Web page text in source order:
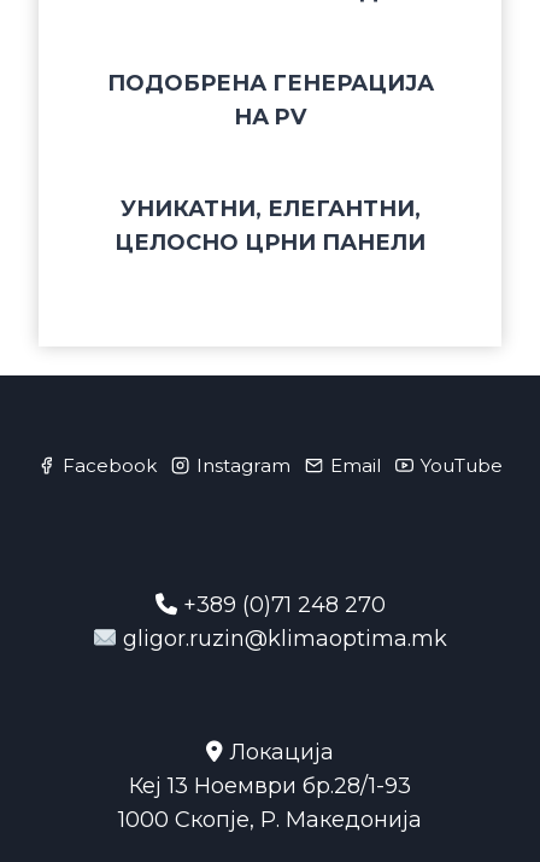
ПОДОБРЕНА ГЕНЕРАЦИЈА
НА PV
УНИКАТНИ, ЕЛЕГАНТНИ,
ЦЕЛОСНО ЦРНИ ПАНЕЛИ
Facebook Instagram Email YouTube
+389 (0)71 248 270
gligor.ruzin@klimaoptima.mk
Локација
Кеј 13 Ноември бр.28/1-93
1000 Скопје, Р. Македонија